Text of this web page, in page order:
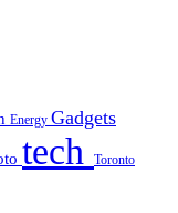
Energy Gadgets
tech Toronto